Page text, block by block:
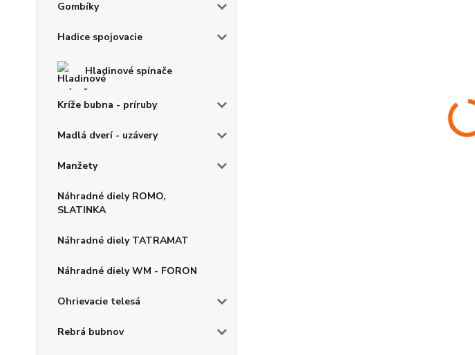
Gombíky
Hadice spojovacie
Hladinové spínače
Kríže bubna - príruby
Madlá dverí - uzávery
Manžety
Náhradné diely ROMO,
SLATINKA
Náhradné diely TATRAMAT
Náhradné diely WM - FORON
Ohrievacie telesá
Rebrá bubnov